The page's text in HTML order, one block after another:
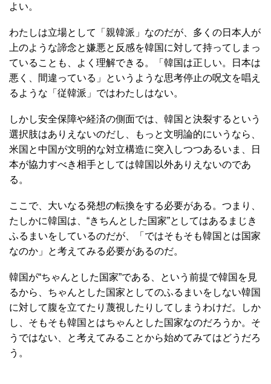
よい。
わたしは立場として「親韓派」なのだが、多くの日本人が
上のような諦念と嫌悪と反感を韓国に対して持ってしまっ
ていることも、よく理解できる。「韓国は正しい。日本は
悪く、間違っている」というような思考停止の呪文を唱え
るような「従韓派」ではわたしはない。
しかし安全保障や経済の側面では、韓国と決裂するという
選択肢はありえないのだし、もっと文明論的にいうなら、
米国と中国が文明的な対立構造に突入しつつあるいま、日
本が協力すべき相手としては韓国以外ありえないのであ
る。
ここで、大いなる発想の転換をする必要がある。つまり、
たしかに韓国は、“きちんとした国家”としてはあるまじき
ふるまいをしているのだが、「ではそもそも韓国とは国家
なのか」と考えてみる必要があるのだ。
韓国が“ちゃんとした国家”である、という前提で韓国を見
るから、ちゃんとした国家としてのふるまいをしない韓国
に対して腹を立てたり蔑視したりしてしまうわけだ。しか
し、そもそも韓国とはちゃんとした国家なのだろうか。そ
うではない、と考えてみることから始めてみてはどうだろ
う。